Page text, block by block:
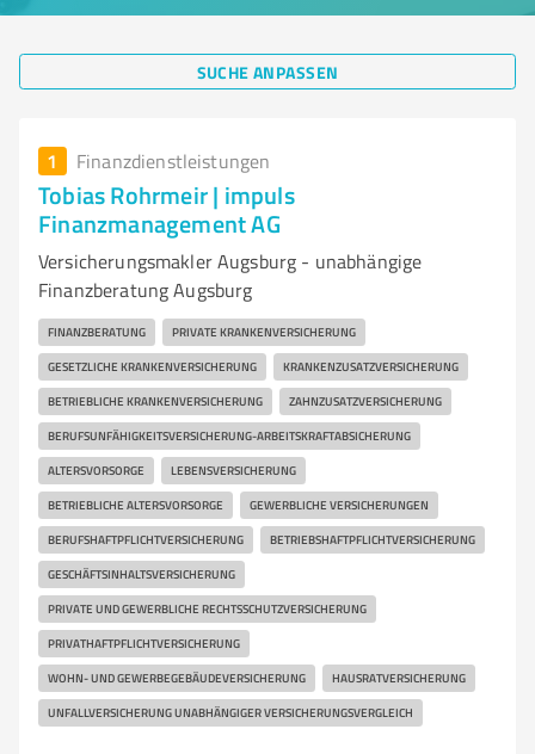
SUCHE ANPASSEN
1 Finanzdienstleistungen
Tobias Rohrmeir | impuls
Finanzmanagement AG
Versicherungsmakler Augsburg - unabhängige
Finanzberatung Augsburg
FINANZBERATUNG PRIVATE KRANKENVERSICHERUNG
GESETZLICHE KRANKENVERSICHERUNG KRANKENZUSATZVERSICHERUNG
BETRIEBLICHE KRANKENVERSICHERUNG ZAHNZUSATZVERSICHERUNG
BERUFSUNFÄHIGKEITSVERSICHERUNG-ARBEITSKRAFTABSICHERUNG
ALTERSVORSORGE LEBENSVERSICHERUNG
BETRIEBLICHE ALTERSVORSORGE GEWERBLICHE VERSICHERUNGEN
BERUFSHAFTPFLICHTVERSICHERUNG BETRIEBSHAFTPFLICHTVERSICHERUNG
GESCHÄFTSINHALTSVERSICHERUNG
PRIVATE UND GEWERBLICHE RECHTSSCHUTZVERSICHERUNG
PRIVATHAFTPFLICHTVERSICHERUNG
WOHN- UND GEWERBEGEBÄUDEVERSICHERUNG HAUSRATVERSICHERUNG
UNFALLVERSICHERUNG UNABHÄNGIGER VERSICHERUNGSVERGLEICH